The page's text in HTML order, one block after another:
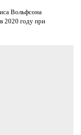
Вольфсона
2020 году при